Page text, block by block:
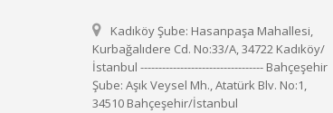
Kadıköy Şube: Hasanpaşa Mahallesi,
Kurbağalıdere Cd. No:33/A, 34722 Kadıköy/
İstanbul ---------------------------------- Bahçeşehir
Şube: Aşık Veysel Mh., Atatürk Blv. No:1,
34510 Bahçeşehir/İstanbul